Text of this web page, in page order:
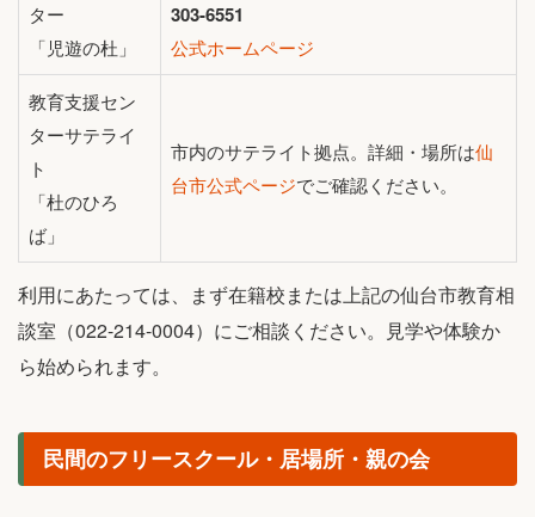
ター
「児遊の杜」
303-6551
公式ホームページ
教育支援セン
ターサテライ
ト
「杜のひろ
ば」
市内のサテライト拠点。詳細・場所は仙
台市公式ページでご確認ください。
利用にあたっては、まず在籍校または上記の仙台市教育相
談室（022-214-0004）にご相談ください。見学や体験か
ら始められます。
民間のフリースクール・居場所・親の会